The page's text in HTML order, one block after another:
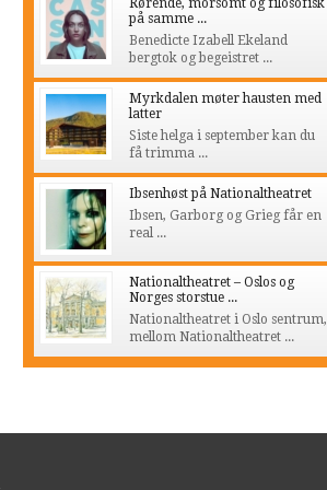
Rørende, morsomt og filosofisk
på samme ...
Benedicte Izabell Ekeland
bergtok og begeistret ...
Myrkdalen møter hausten med
latter
Siste helga i september kan du
få trimma ...
Ibsenhøst på Nationaltheatret
Ibsen, Garborg og Grieg får en
real ...
Nationaltheatret – Oslos og
Norges storstue ...
Nationaltheatret i Oslo sentrum,
mellom Nationaltheatret ...